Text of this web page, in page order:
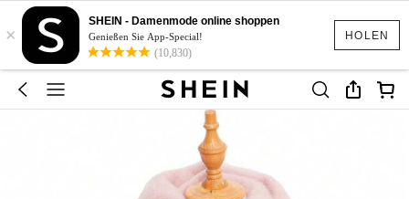
HOLEN
×
SHEIN - Damenmode online shoppen
Genießen Sie App-Special!
(10,830)